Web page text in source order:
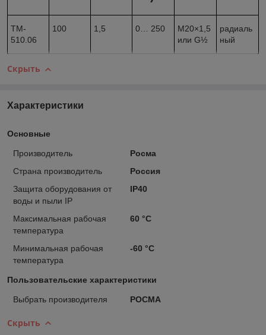
ТМ-
510.06
100 1,5 0… 250
М20×1,5
или G½
радиаль
ный
Скрыть
Характеристики
Основные
Производитель
Росма
Страна производитель
Россия
Защита оборудования от
воды и пыли IP
IP40
Максимальная рабочая
температура
60 °С
Минимальная рабочая
температура
-60 °С
Пользовательские характеристики
Выбрать производителя РОСМА
Скрыть